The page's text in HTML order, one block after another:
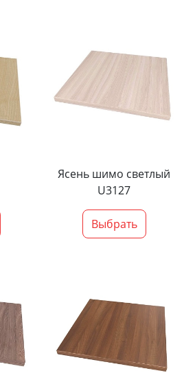
Ясень шимо светлый
U3127
Выбрать